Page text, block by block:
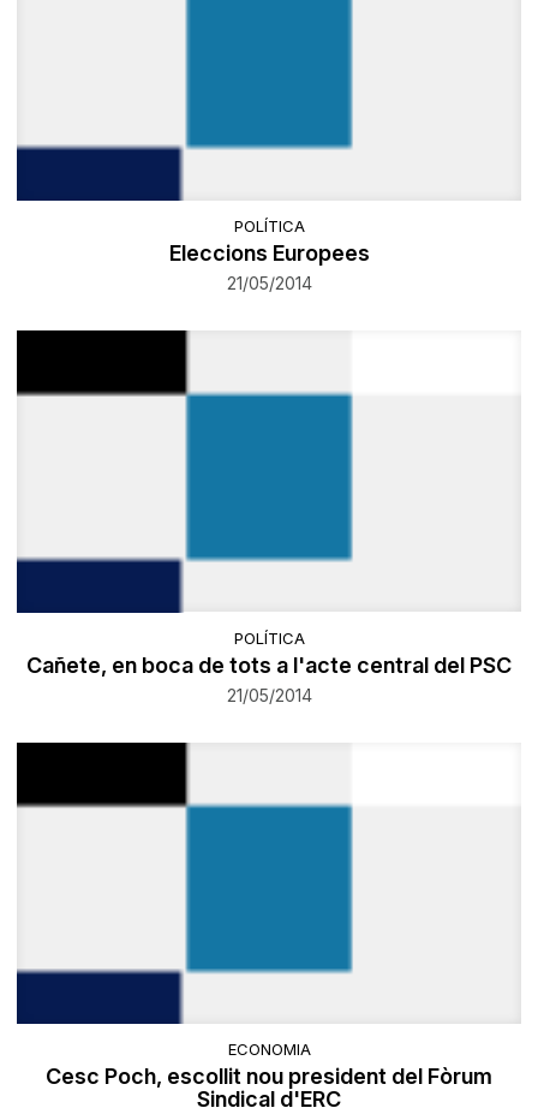
POLÍTICA
Eleccions Europees
21/05/2014
POLÍTICA
Cañete, en boca de tots a l'acte central del PSC
21/05/2014
ECONOMIA
Cesc Poch, escollit nou president del Fòrum
Sindical d'ERC